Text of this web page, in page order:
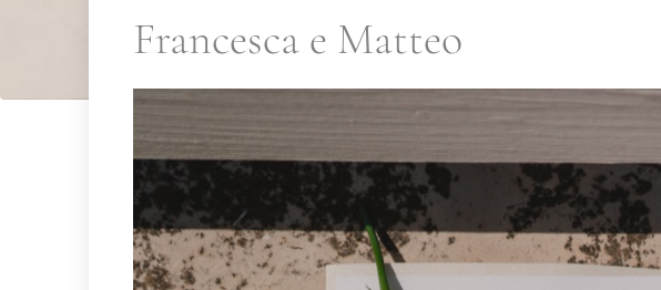
Francesca e Matteo